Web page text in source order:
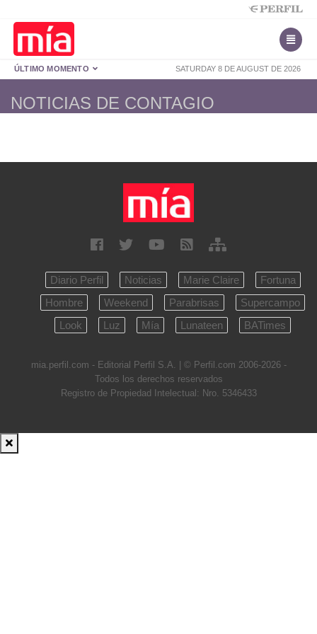
SATURDAY 8 DE AUGUST DE 2026
ÚLTIMO MOMENTO
NOTICIAS DE CONTAGIO
Diario Perfil Noticias Marie Claire
Fortuna
Hombre
Weekend Parabrisas
Supercampo
Look
Luz Mía Lunateen BATimes
mia.perfil.com - Editorial Perfil S.A. | © Perfil.com 2006-2026 -
Todos los derechos reservados
Registro de Propiedad Intelectual: Nro. 5346433